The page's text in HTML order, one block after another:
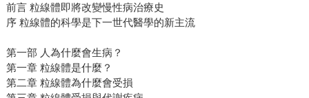
前言 粒線體即將改變慢性病治療史
序 粒線體的科學是下一世代醫學的新主流
第一部 人為什麼會生病？
第一章 粒線體是什麼？
第二章 粒線體為什麼會受損